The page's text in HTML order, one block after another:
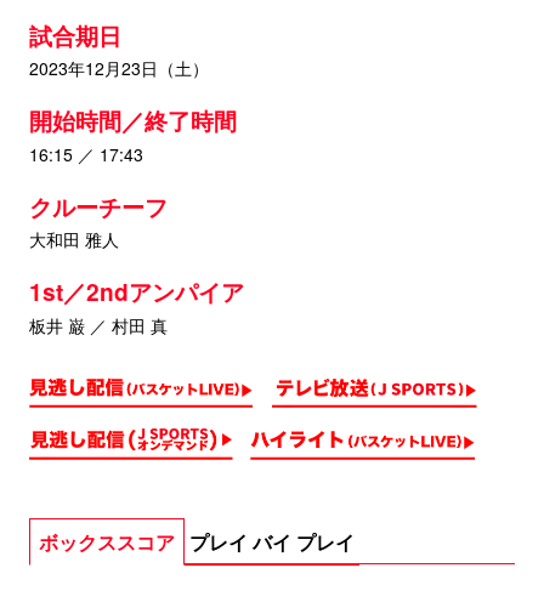
試合期日
2023年12月23日（土）
開始時間／終了時間
16:15 ／ 17:43
クルーチーフ
大和田 雅人
1st／2ndアンパイア
板井 巌 ／ 村田 真
ボックススコア プレイ バイ プレイ